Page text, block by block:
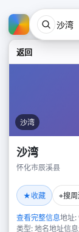
返回
沙湾
沙湾
怀化市辰溪县
★收藏 ⌖搜
查看完整信息地址:
类型: 地名地址信